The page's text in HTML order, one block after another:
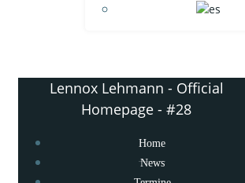
Lennox Lehmann - Official
Homepage - #28
Home
News